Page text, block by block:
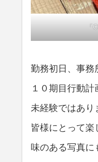
「
勤務初日、事務
１０期目行動計
未経験ではあり
皆様にとって楽
味のある写真に